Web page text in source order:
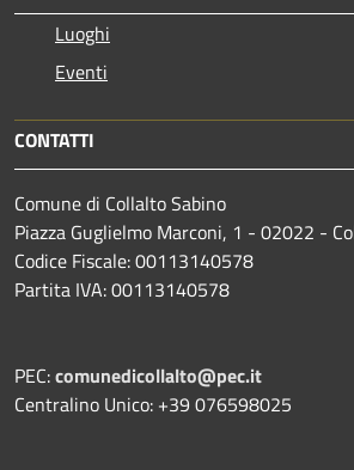
Luoghi
Eventi
CONTATTI
Comune di Collalto Sabino
Piazza Guglielmo Marconi, 1 - 02022 -
Codice Fiscale: 00113140578
Partita IVA: 00113140578
PEC:comunedicollalto@pec.it
Centralino Unico: +39 076598025